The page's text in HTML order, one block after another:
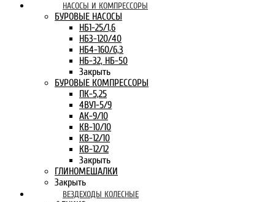
НАСОСЫ И КОМПРЕССОРЫ
БУРОВЫЕ НАСОСЫ
НБ1-25/1,6
НБ3-120/40
НБ4-160/6,3
НБ-32, НБ-50
Закрыть
БУРОВЫЕ КОМПРЕССОРЫ
ПК-5,25
4ВУ1-5/9
АК-9/10
КВ-10/10
КВ-12/10
КВ-12/12
Закрыть
ГЛИНОМЕШАЛКИ
Закрыть
ВЕЗДЕХОДЫ КОЛЕСНЫЕ